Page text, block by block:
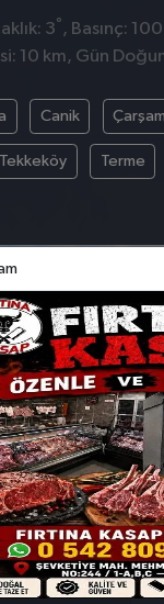
3° , Basınç:
10 km, Gün
Canik
Tekkeköy Terme
hpa
MART
9°